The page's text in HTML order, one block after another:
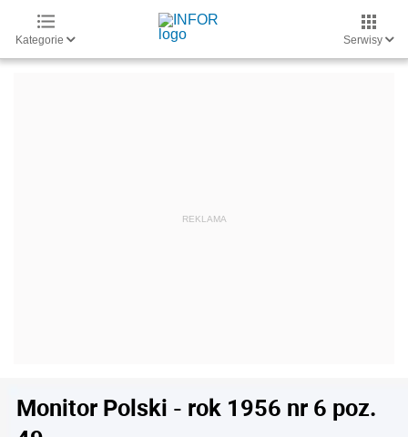
Kategorie Serwisy
Monitor Polski - rok 1956 nr 6 poz.